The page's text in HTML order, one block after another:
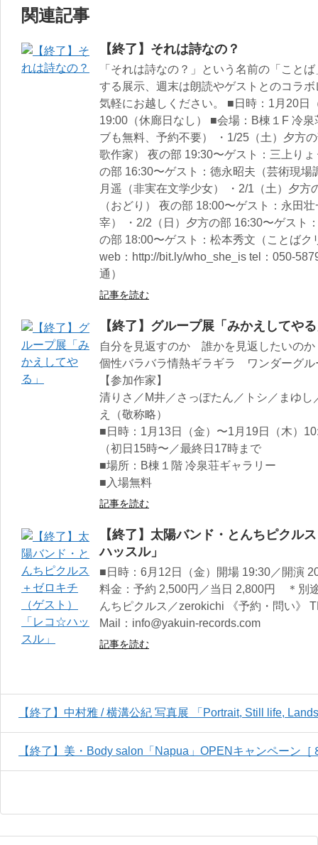
関連記事
【終了】それは詩なの？
「それは詩なの？」という名前の「こと
する展示、週末は朗読やゲストとのコラ
気軽にお越しください。 ■日時：1月20日
19:00（休廊日なし） ■会場：B棟１F 冷
ブも無料、予約不要） ・1/25（土）夕方
歌作家） 夜の部 19:30〜ゲスト：三上り
の部 16:30〜ゲスト：徳永昭夫（芸術現
月遥（非実在文学少女） ・2/1（土）夕方
（おどり） 夜の部 18:00〜ゲスト：永田
宰） ・2/2（日）夕方の部 16:30〜ゲスト
の部 18:00〜ゲスト：松本秀文（ことば
web：http://bit.ly/who_she_is tel：050-
通）
記事を読む
【終了】グループ展「みかえしてや
自分を見返すのか 誰かを見返したいの
個性バラバラ情熱ギラギラ ワンダーグル
【参加作家】
清りさ／M井／さっぽたん／トシ／まゆ
え（敬称略）
■日時：1月13日（金）〜1月19日（木）
（初日15時〜／最終日17時まで
■場所：B棟１階 冷泉荘ギャラリー
■入場無料
記事を読む
【終了】太陽バンド・とんちピクル
ハッスル」
■日時：6月12日（金）開場 19:30／開演
料金：予約 2,500円／当日 2,800円 ＊別
んちピクルス／zerokichi 《予約・問い》
Mail：info@yakuin-records.com
記事を読む
【終了】中村雅 / 横溝公紀 写真展 「Portrait, Still life,
【終了】美・Body salon「Napua」OPENキャンペーン